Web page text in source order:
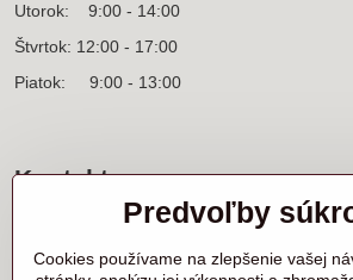
Utorok: 9:00 - 14:00
Štvrtok: 12:00 - 17:00
Piatok: 9:00 - 13:00
Kontakt
Sídlo firmy a korešpondenčná adresa
Ľanová 31
900 25 Chorvátsky Grob
Predvoľby
Cookies používame na zlepšenie vašej